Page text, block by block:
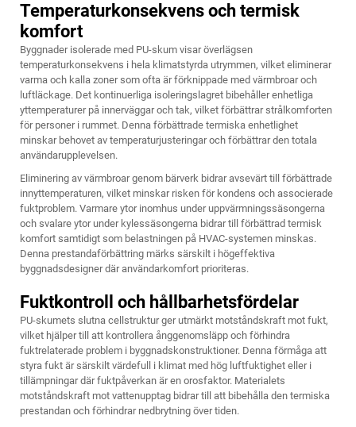
Temperaturkonsekvens och termisk
komfort
Byggnader isolerade med PU-skum visar överlägsen
temperaturkonsekvens i hela klimatstyrda utrymmen, vilket eliminerar
varma och kalla zoner som ofta är förknippade med värmbroar och
luftläckage. Det kontinuerliga isoleringslagret bibehåller enhetliga
yttemperaturer på innerväggar och tak, vilket förbättrar strålkomforten
för personer i rummet. Denna förbättrade termiska enhetlighet
minskar behovet av temperaturjusteringar och förbättrar den totala
användarupplevelsen.
Eliminering av värmbroar genom bärverk bidrar avsevärt till förbättrade
innyttemperaturen, vilket minskar risken för kondens och associerade
fuktproblem. Varmare ytor inomhus under uppvärmningssäsongerna
och svalare ytor under kylessäsongerna bidrar till förbättrad termisk
komfort samtidigt som belastningen på HVAC-systemen minskas.
Denna prestandaförbättring märks särskilt i högeffektiva
byggnadsdesigner där användarkomfort prioriteras.
Fuktkontroll och hållbarhetsfördelar
PU-skumets slutna cellstruktur ger utmärkt motståndskraft mot fukt,
vilket hjälper till att kontrollera ånggenomsläpp och förhindra
fuktrelaterade problem i byggnadskonstruktioner. Denna förmåga att
styra fukt är särskilt värdefull i klimat med hög luftfuktighet eller i
tillämpningar där fuktpåverkan är en orosfaktor. Materialets
motståndskraft mot vattenupptag bidrar till att bibehålla den termiska
prestandan och förhindrar nedbrytning över tiden.